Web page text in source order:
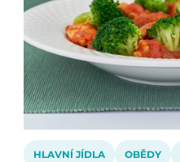
HLAVNÍ JÍDLA OBĚDY